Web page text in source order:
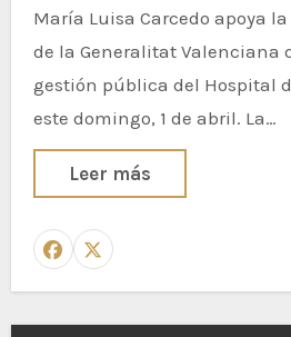
María Luisa Carcedo apoya la decisión del Consell
de la Generalitat Valenciana
gestión pública del Hospital
este domingo, 1 de abril. La…
Leer más